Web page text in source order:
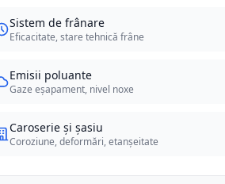
Sistem de frânare
Eficacitate, stare tehnică frâne
Emisii poluante
Gaze eșapament, nivel noxe
Caroserie și șasiu
Coroziune, deformări, etanșeitate